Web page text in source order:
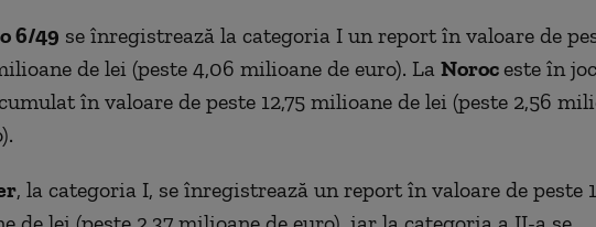
6/49 se înregistrează la categoria I un report în valoare de
de lei (peste 4,06 milioane de euro). La Noroceste în
în valoare de peste 12,75 milioane de lei (peste 2,56
, la categoria I, se înregistrează un report în valoare de peste